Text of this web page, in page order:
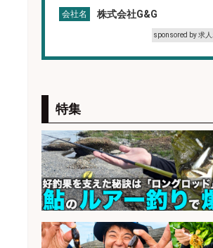
会社名 株式会社G&G
sponsored by 求人
会社名
sponsored by 求
精肉・青果・鮮魚販売/「志布
市」「時給1,150円〜」志布
お魚のカットや商品の陳列業
間選べる×未経験歓迎×残業少
鹿児島県/志布志市
特集